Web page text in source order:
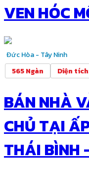
VEN HÓC
Đức Hòa - Tây Ninh
565 Ngàn
Diện tích
BÁN NHÀ
CHỦ TẠI
THÁI BÌNH